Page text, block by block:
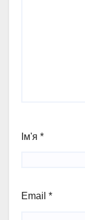
Ім'я *
Email *